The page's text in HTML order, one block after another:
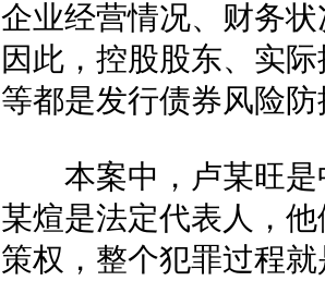
企业经营情况、财务
因此，控股股东、实
等都是发行债券风险
本案中，卢某旺是
某煊是法定代表人，
策权，整个犯罪过程